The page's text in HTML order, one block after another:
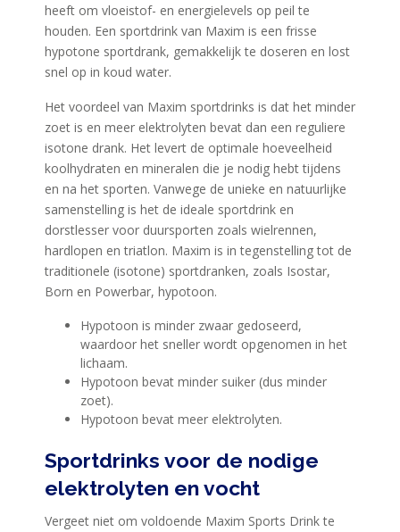
heeft om vloeistof- en energielevels op peil te
houden. Een sportdrink van Maxim is een frisse
hypotone sportdrank, gemakkelijk te doseren en lost
snel op in koud water.
Het voordeel van Maxim sportdrinks is dat het minder
zoet is en meer elektrolyten bevat dan een reguliere
isotone drank. Het levert de optimale hoeveelheid
koolhydraten en mineralen die je nodig hebt tijdens
en na het sporten. Vanwege de unieke en natuurlijke
samenstelling is het de ideale sportdrink en
dorstlesser voor duursporten zoals wielrennen,
hardlopen en triatlon. Maxim is in tegenstelling tot de
traditionele (isotone) sportdranken, zoals Isostar,
Born en Powerbar, hypotoon.
Hypotoon is minder zwaar gedoseerd,
waardoor het sneller wordt opgenomen in het
lichaam.
Hypotoon bevat minder suiker (dus minder
zoet).
Hypotoon bevat meer elektrolyten.
Sportdrinks voor de nodige
elektrolyten en vocht
Vergeet niet om voldoende Maxim Sports Drink te